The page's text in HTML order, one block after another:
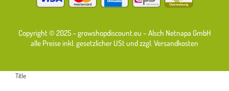
Copyright © 2025 – growshopdiscount.eu – Alsch Netnapa GmbH
alle Preise inkl. gesetzlicher USt und zzgl. Versandkosten
Title